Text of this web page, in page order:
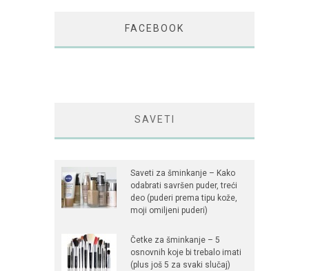
FACEBOOK
SAVETI
Saveti za šminkanje – Kako
odabrati savršen puder, treći
deo (puderi prema tipu kože,
moji omiljeni puderi)
Četke za šminkanje – 5
osnovnih koje bi trebalo imati
(plus još 5 za svaki slučaj)